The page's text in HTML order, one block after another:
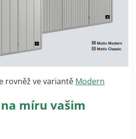
rovněž ve variantě Modern
míru vašim